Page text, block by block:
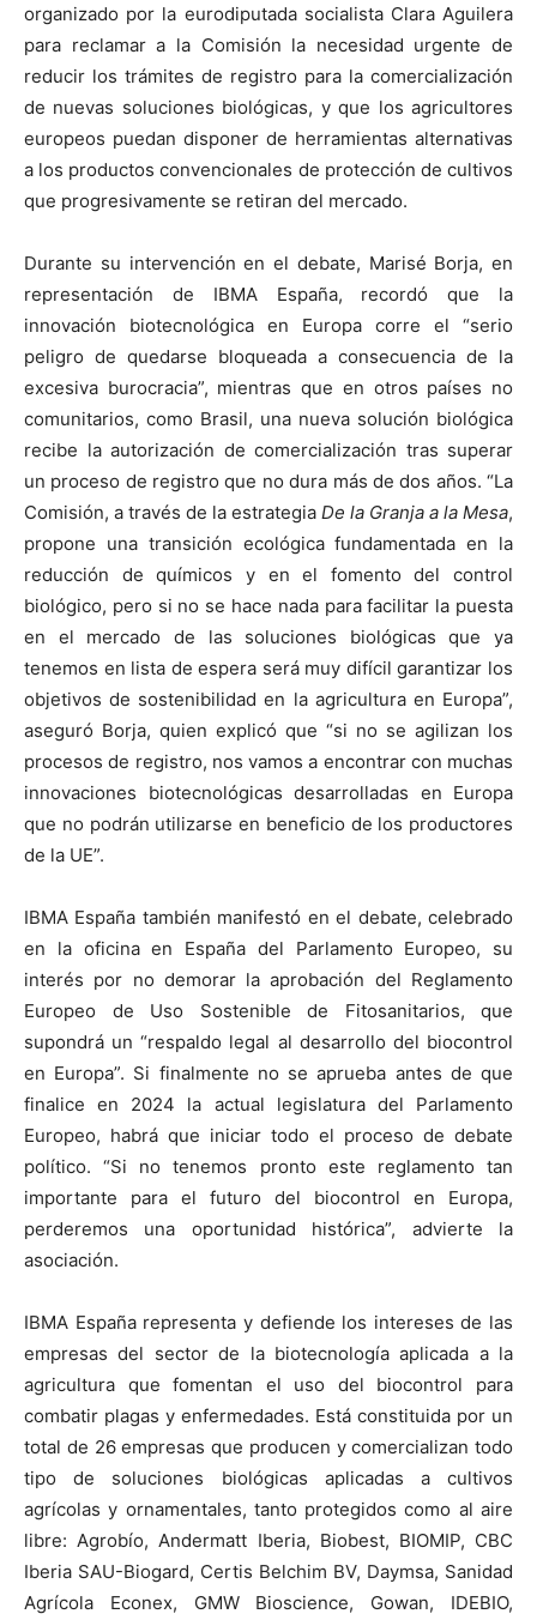
organizado por la eurodiputada socialista Clara Aguilera
para reclamar a la Comisión la necesidad urgente de
reducir los trámites de registro para la comercialización
de nuevas soluciones biológicas, y que los agricultores
europeos puedan disponer de herramientas alternativas
a los productos convencionales de protección de cultivos
que progresivamente se retiran del mercado.
Durante su intervención en el debate, Marisé Borja, en
representación de IBMA España, recordó que la
innovación biotecnológica en Europa corre el “serio
peligro de quedarse bloqueada a consecuencia de la
excesiva burocracia”, mientras que en otros países no
comunitarios, como Brasil, una nueva solución biológica
recibe la autorización de comercialización tras superar
un proceso de registro que no dura más de dos años. “La
Comisión, a través de la estrategia De la Granja a la Mesa,
propone una transición ecológica fundamentada en la
reducción de químicos y en el fomento del control
biológico, pero si no se hace nada para facilitar la puesta
en el mercado de las soluciones biológicas que ya
tenemos en lista de espera será muy difícil garantizar los
objetivos de sostenibilidad en la agricultura en Europa”,
aseguró Borja, quien explicó que “si no se agilizan los
procesos de registro, nos vamos a encontrar con muchas
innovaciones biotecnológicas desarrolladas en Europa
que no podrán utilizarse en beneficio de los productores
de la UE”.
IBMA España también manifestó en el debate, celebrado
en la oficina en España del Parlamento Europeo, su
interés por no demorar la aprobación del Reglamento
Europeo de Uso Sostenible de Fitosanitarios, que
supondrá un “respaldo legal al desarrollo del biocontrol
en Europa”. Si finalmente no se aprueba antes de que
finalice en 2024 la actual legislatura del Parlamento
Europeo, habrá que iniciar todo el proceso de debate
político. “Si no tenemos pronto este reglamento tan
importante para el futuro del biocontrol en Europa,
perderemos una oportunidad histórica”, advierte la
asociación.
IBMA España representa y defiende los intereses de las
empresas del sector de la biotecnología aplicada a la
agricultura que fomentan el uso del biocontrol para
combatir plagas y enfermedades. Está constituida por un
total de 26 empresas que producen y comercializan todo
tipo de soluciones biológicas aplicadas a cultivos
agrícolas y ornamentales, tanto protegidos como al aire
libre: Agrobío, Andermatt Iberia, Biobest, BIOMIP, CBC
Iberia SAU-Biogard, Certis Belchim BV, Daymsa, Sanidad
Agrícola Econex, GMW Bioscience, Gowan, IDEBIO,